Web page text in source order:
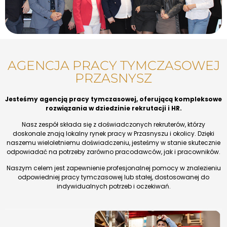
AGENCJA PRACY TYMCZASOWEJ
PRZASNYSZ
Jesteśmy agencją pracy tymczasowej, oferującą kompleksowe
rozwiązania w dziedzinie rekrutacji i HR.
Nasz zespół składa się z doświadczonych rekruterów, którzy
doskonale znają lokalny rynek pracy w Przasnyszu i okolicy. Dzięki
naszemu wieloletniemu doświadczeniu, jesteśmy w stanie skutecznie
odpowiadać na potrzeby zarówno pracodawców, jak i pracowników.
Naszym celem jest zapewnienie profesjonalnej pomocy w znalezieniu
odpowiedniej pracy tymczasowej lub stałej, dostosowanej do
indywidualnych potrzeb i oczekiwań.